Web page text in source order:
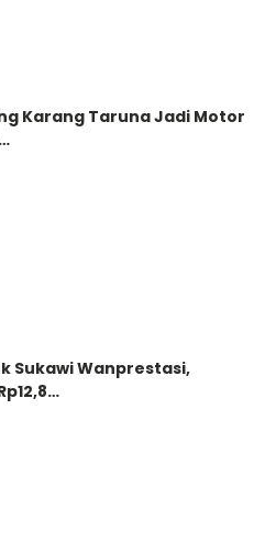
Karang Taruna Jadi Motor
Sukawi Wanprestasi,